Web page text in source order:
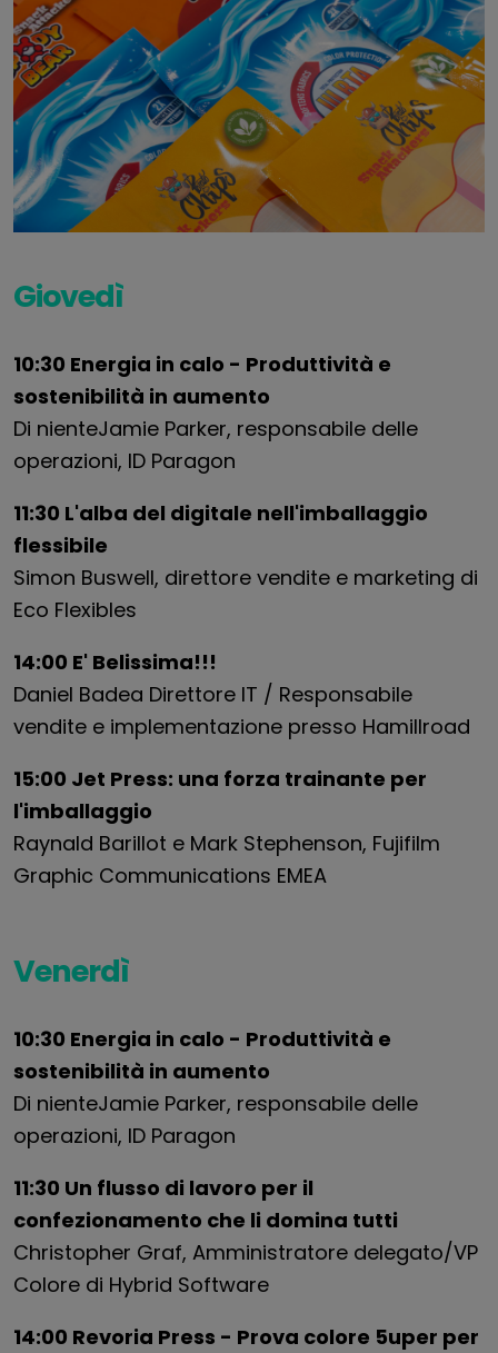
Giovedì
10:30 Energia in calo - Produttività e
sostenibilità in aumento
Di nienteJamie Parker, responsabile delle
operazioni, ID Paragon
11:30 L'alba del digitale nell'imballaggio
flessibile
Simon Buswell, direttore vendite e marketing di
Eco Flexibles
14:00 E' Belissima!!!
Daniel Badea Direttore IT / Responsabile
vendite e implementazione presso Hamillroad
15:00 Jet Press: una forza trainante per
l'imballaggio
Raynald Barillot e Mark Stephenson, Fujifilm
Graphic Communications EMEA
Venerdì
10:30 Energia in calo - Produttività e
sostenibilità in aumento
Di nienteJamie Parker, responsabile delle
operazioni, ID Paragon
11:30 Un flusso di lavoro per il
confezionamento che li domina tutti
Christopher Graf, Amministratore delegato/VP
Colore di Hybrid Software
14:00 Revoria Press - Prova colore 5uper per